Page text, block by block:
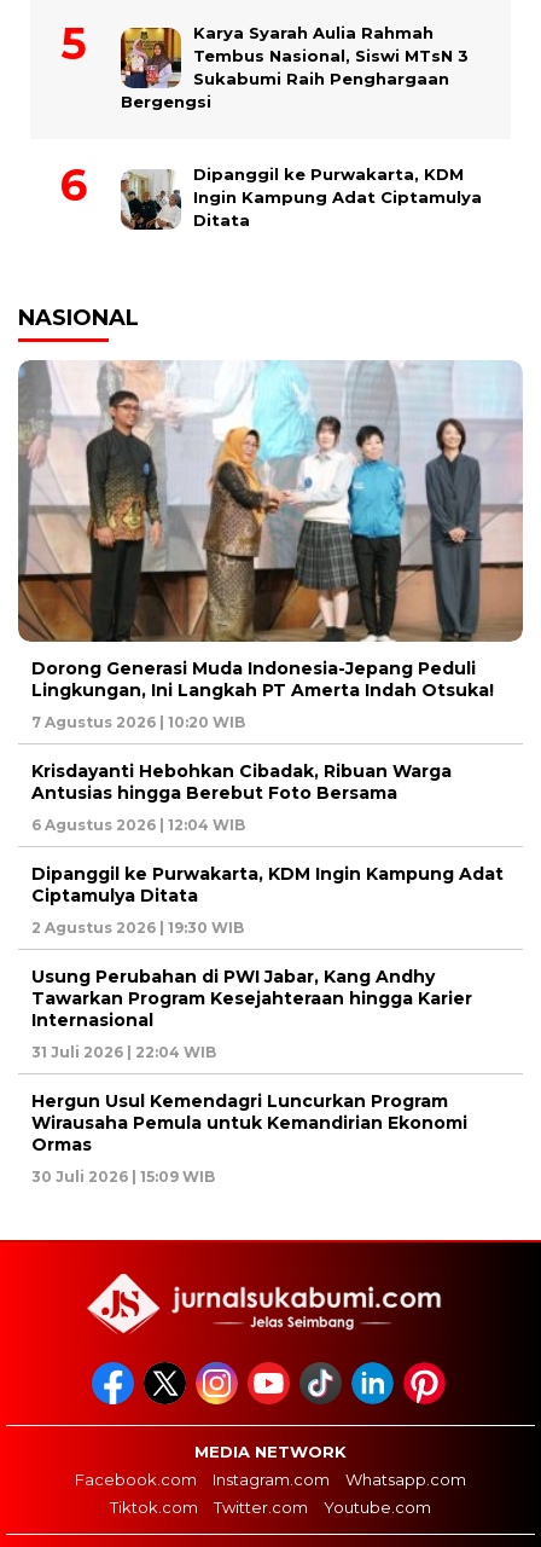
Karya Syarah Aulia Rahmah
Tembus Nasional, Siswi MTsN 3
Sukabumi Raih Penghargaan
Bergengsi
Dipanggil ke Purwakarta, KDM
Ingin Kampung Adat Ciptamulya
Ditata
NASIONAL
Dorong Generasi Muda Indonesia-Jepang Peduli
Lingkungan, Ini Langkah PT Amerta Indah Otsuka!
7 Agustus 2026 | 10:20 WIB
Krisdayanti Hebohkan Cibadak, Ribuan Warga
Antusias hingga Berebut Foto Bersama
6 Agustus 2026 | 12:04 WIB
Dipanggil ke Purwakarta, KDM Ingin Kampung Adat
Ciptamulya Ditata
2 Agustus 2026 | 19:30 WIB
Usung Perubahan di PWI Jabar, Kang Andhy
Tawarkan Program Kesejahteraan hingga Karier
Internasional
31 Juli 2026 | 22:04 WIB
Hergun Usul Kemendagri Luncurkan Program
Wirausaha Pemula untuk Kemandirian Ekonomi
Ormas
30 Juli 2026 | 15:09 WIB
MEDIA NETWORK
Facebook.com
Instagram.com
Whatsapp.com
Tiktok.com
Twitter.com Youtube.com